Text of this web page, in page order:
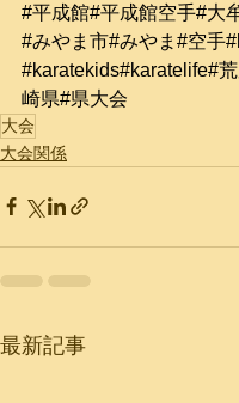
#平成館#平成館空手#大
#みやま市#みやま #空手
#karatekids#karatelife#
崎県#県大会
大会
大会関係
最新記事